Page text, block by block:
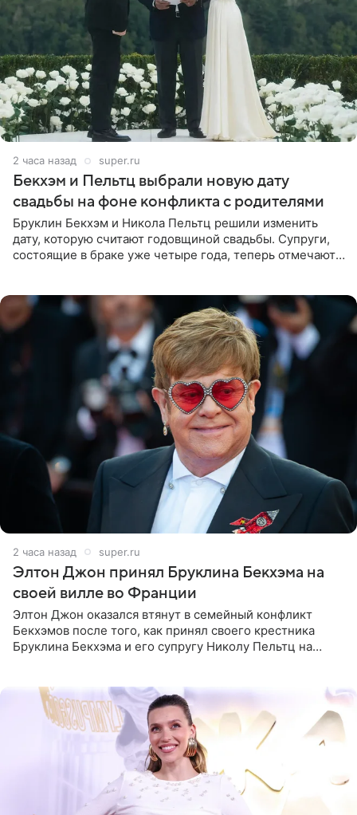
2 часа назад super.ru
Бекхэм и Пельтц выбрали новую дату
свадьбы на фоне конфликта с родителями
Бруклин Бекхэм и Никола Пельтц решили изменить
дату, которую считают годовщиной свадьбы. Супруги,
состоящие в браке уже четыре года, теперь отмечают
2 часа назад super.ru
Элтон Джон принял Бруклина Бекхэма на
своей вилле во Франции
Элтон Джон оказался втянут в семейный конфликт
Бекхэмов после того, как принял своего крестника
Бруклина Бекхэма и его супругу Николу Пельтц на